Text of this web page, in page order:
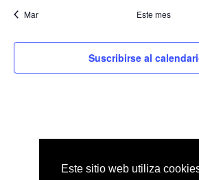
Este sitio web utiliza
Mar Este mes
Suscribirse al